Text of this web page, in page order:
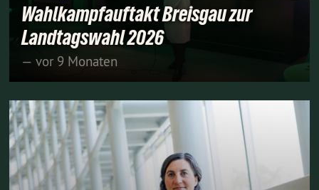
Wahlkampfauftakt Breisgau zur
Landtagswahl 2026
— vor 9 Monaten